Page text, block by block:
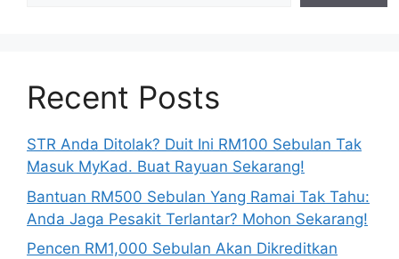
Recent Posts
STR Anda Ditolak? Duit Ini RM100 Sebulan Tak
Masuk MyKad. Buat Rayuan Sekarang!
Bantuan RM500 Sebulan Yang Ramai Tak Tahu:
Anda Jaga Pesakit Terlantar? Mohon Sekarang!
Pencen RM1,000 Sebulan Akan Dikreditkan